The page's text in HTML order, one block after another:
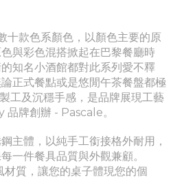
十款色系顏色，以顏色主要的原
與彩色混搭掀起在巴黎餐廳時
知名小酒館都對此系列愛不釋
正式餐點或是悠閒午茶餐盤都極
工及沉穩手感，是品牌展現工藝
品牌創辦 - Pascale。
主體，以純手工銜接格外耐用，
一件餐具品質與外觀兼顧。
質，讓您的桌子體現您的個